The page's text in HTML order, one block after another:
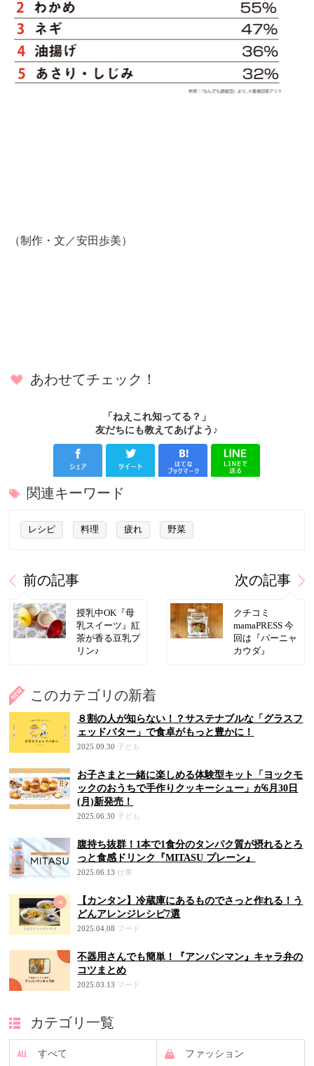
（制作・文／安田歩美）
あわせてチェック！
「ねえこれ知ってる？」
友だちにも教えてあげよう♪
関連キーワード
レシピ 料理 疲れ 野菜
前の記事
授乳中OK『母
乳スイーツ』紅
茶が香る豆乳プ
リン♪
次の記事
クチコミ
mamaPRESS 今
回は『バーニャ
カウダ』
このカテゴリの新着
８割の人が知らない！？サステナブルな「グラスフ
ェッドバター」で食卓がもっと豊かに！
2025.09.30 子ども
お子さまと一緒に楽しめる体験型キット「ヨックモ
ックのおうちで手作りクッキーシュー」が6月30日
(月)新発売！
2025.06.30 子ども
腹持ち抜群！1本で1食分のタンパク質が摂れるとろ
っと食感ドリンク『MITASU プレーン』
2025.06.13 仕事
【カンタン】冷蔵庫にあるものでさっと作れる！う
どんアレンジレシピ7選
2025.04.08 フード
不器用さんでも簡単！『アンパンマン』キャラ弁の
コツまとめ
2025.03.13 フード
カテゴリ一覧
すべて ファッション